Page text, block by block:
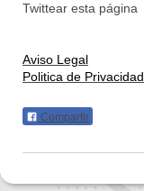
Twittear esta página
Aviso Legal
Politica de Privacidad
Compartir